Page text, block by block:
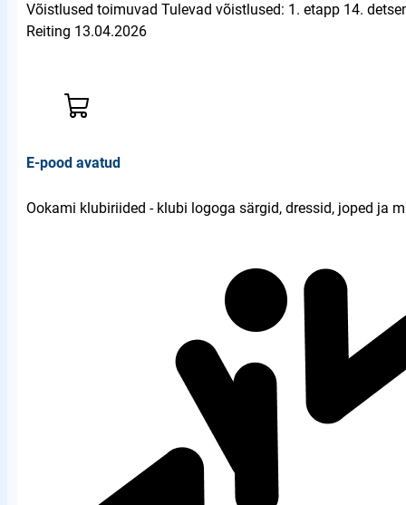
Võistlused toimuvad Tulevad võistlused: 1. etapp 14.
Reiting 13.04.2026
E-pood avatud
Ookami klubiriided - klubi logoga särgid, dressid, joped ja